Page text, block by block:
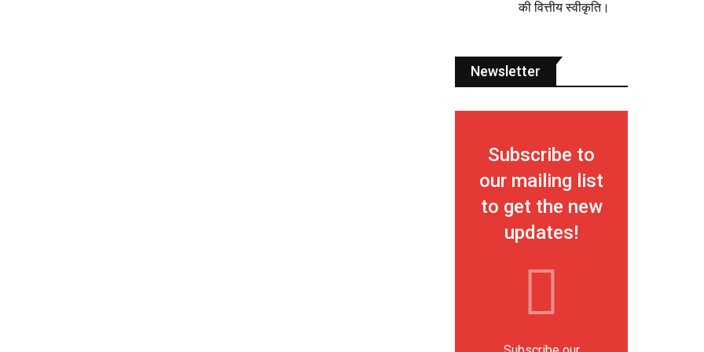
की वित्तीय स्वीकृति।
Newsletter
Subscribe to
our mailing list
to get the new
updates!